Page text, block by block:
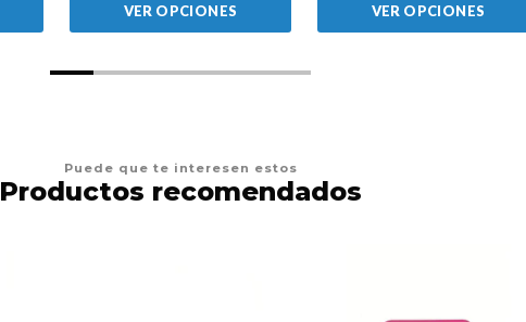
VER OPCIONES VER OPCIONES
Puede que te interesen estos
Productos recomendados